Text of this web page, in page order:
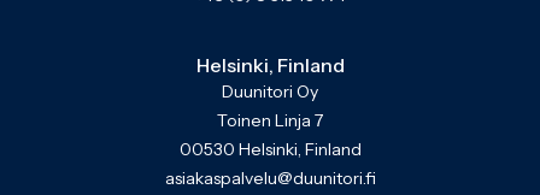
Helsinki, Finland
Duunitori Oy
Toinen Linja 7
00530 Helsinki, Finland
asiakaspalvelu@duunitori.fi